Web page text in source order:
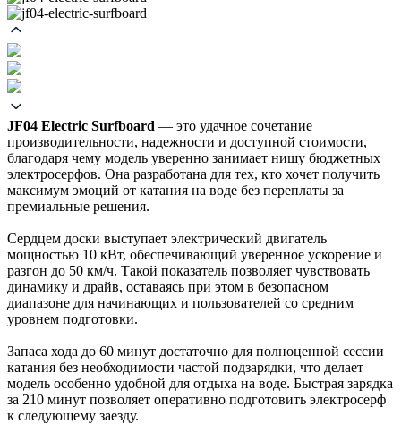
JF04 Electric Surfboard — это удачное сочетание
производительности, надежности и доступной стоимости,
благодаря чему модель уверенно занимает нишу бюджетных
электросерфов. Она разработана для тех, кто хочет получить
максимум эмоций от катания на воде без переплаты за
премиальные решения.
Сердцем доски выступает электрический двигатель
мощностью 10 кВт, обеспечивающий уверенное ускорение и
разгон до 50 км/ч. Такой показатель позволяет чувствовать
динамику и драйв, оставаясь при этом в безопасном
диапазоне для начинающих и пользователей со средним
уровнем подготовки.
Запаса хода до 60 минут достаточно для полноценной сессии
катания без необходимости частой подзарядки, что делает
модель особенно удобной для отдыха на воде. Быстрая зарядка
за 210 минут позволяет оперативно подготовить электросерф
к следующему заезду.